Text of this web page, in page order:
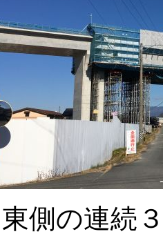
東側の連続